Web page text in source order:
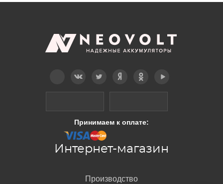
Принимаем к оплате:
Интернет-магазин
Производство